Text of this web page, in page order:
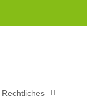
Rechtliches